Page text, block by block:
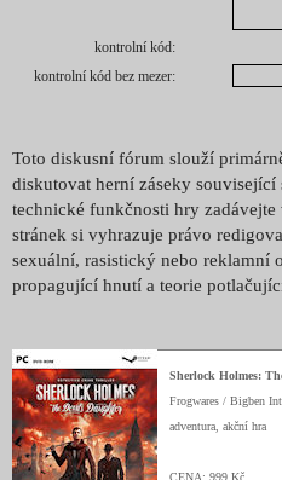
kontrolní kód:
kontrolní kód bez mezer:
Toto diskusní fórum slouží
diskutovat herní záseky
technické funkčnosti hry
stránek si vyhrazuje právo
sexuální, rasistický nebo reklamní
propagující hnutí a teorie
Sherlock Holmes:
Frogwares / Bigben
adventura, akční hra
CENA: 999 Kč